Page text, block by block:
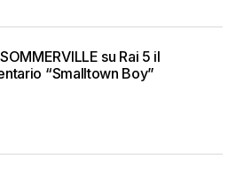
su Rai 5 il
“Smalltown Boy”